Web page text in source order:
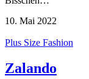
10. Mai 2022
Plus Size Fashion
Zalando